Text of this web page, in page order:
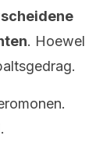
. Hoewel